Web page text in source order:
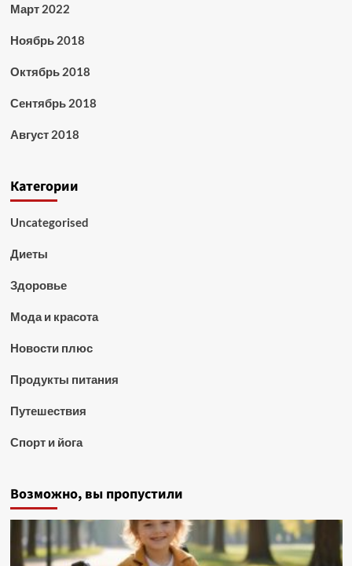
Март 2022
Ноябрь 2018
Октябрь 2018
Сентябрь 2018
Август 2018
Категории
Uncategorised
Диеты
Здоровье
Мода и красота
Новости плюс
Продукты питания
Путешествия
Спорт и йога
Возможно, вы пропустили